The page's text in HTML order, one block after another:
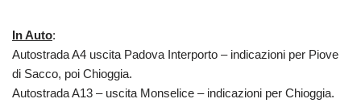
In Auto:
Autostrada A4 uscita Padova Interporto – indicazioni per Piove
di Sacco, poi Chioggia.
Autostrada A13 – uscita Monselice – indicazioni per Chioggia.